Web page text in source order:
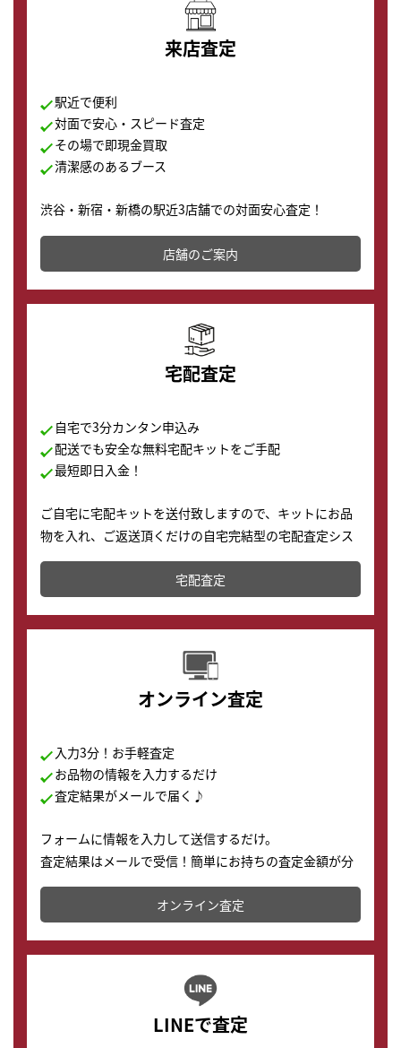
来店査定
駅近で便利
対面で安心・スピード査定
その場で即現金買取
清潔感のあるブース
渋谷・新宿・新橋の駅近3店舗での対面安心査定！
その場で現金買取致します。渋谷本店では、時計販売の
店舗を併設しており、下取りに出してお得に新しい時計
の購入もできます♪
店舗のご案内
宅配査定
自宅で3分カンタン申込み
配送でも安全な無料宅配キットをご手配
最短即日入金！
ご自宅に宅配キットを送付致しますので、キットにお品
物を入れ、ご返送頂くだけの自宅完結型の宅配査定シス
テムです。
配送でも簡単&安全に査定・買取に出すことが可能で
す。
宅配査定
オンライン査定
入力3分！お手軽査定
お品物の情報を入力するだけ
査定結果がメールで届く♪
フォームに情報を入力して送信するだけ。
査定結果はメールで受信！簡単にお持ちの査定金額が分
かります。
オンライン査定
LINEで査定